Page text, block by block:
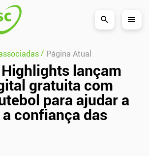
/ Página Atual
lançam
gratuita com
para ajudar a
confiança das